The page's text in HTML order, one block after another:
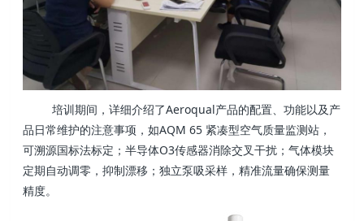
培训期间，详细介绍了Aeroqual产品的配置、功能以及产
品日常维护的注意事项，如AQM 65 紧凑型空气质量监测站，
可溯源国标法标定；半导体O3传感器消除交叉干扰；气体模块
定期自动调零，抑制漂移；独立泵吸采样，精准流量确保测量
精度。